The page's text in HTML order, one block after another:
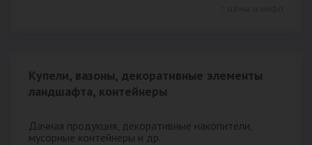
Купели, вазоны, декоративные элементы
ландшафта, контейнеры
Дачная продукция, декоративные накопители,
мусорные контейнеры и др.